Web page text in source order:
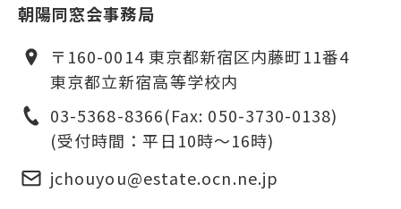
朝陽同窓会事務局
〒160-0014 東京都新宿区内藤町11番4
東京都立新宿高等学校内
03-5368-8366(Fax: 050-3730-0138)
(受付時間：平日10時〜16時)
jchouyou@estate.ocn.ne.jp